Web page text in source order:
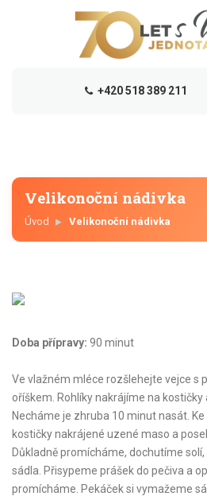
+420 518 389 211
Velikonoční nádivka
Úvod Velikonoční nádivka
Doba přípravy: 90 minut
Ve vlažném mléce rozšlehejte vejce s
oříškem. Rohlíky nakrájíme na kostičky
Necháme je zhruba 10 minut nasát.
kostičky nakrájené uzené maso a
Důkladně promícháme, dochutíme
sádla. Přisypeme prášek do pečiva a
promícháme. Pekáček si vymažeme